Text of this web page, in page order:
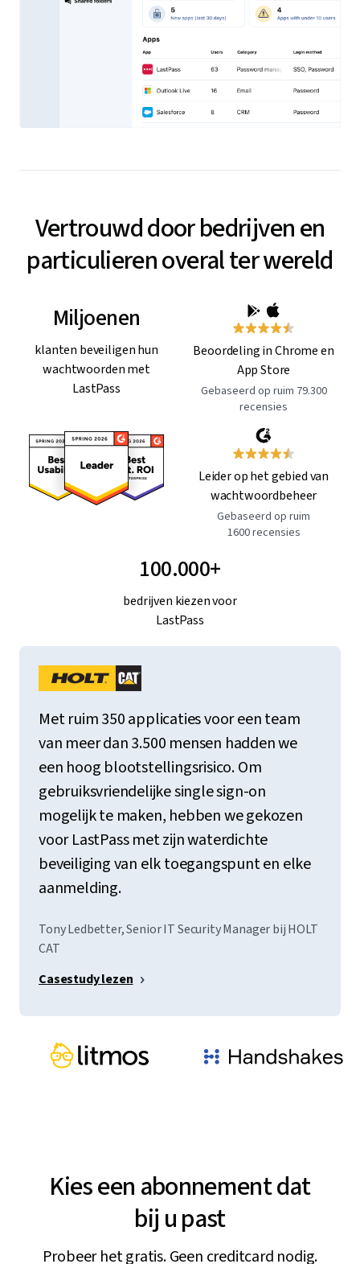
Vertrouwd door bedrijven en
particulieren overal ter wereld
Miljoenen
klanten beveiligen hun
wachtwoorden met
LastPass
Beoordeling in Chrome en
App Store
Gebaseerd op ruim 79.300
recensies
Leider op het gebied van
wachtwoordbeheer
Gebaseerd op ruim
1600 recensies
100.000+
bedrijven kiezen voor
LastPass
Met ruim 350 applicaties voor een team
van meer dan 3.500 mensen hadden we
een hoog blootstellingsrisico. Om
gebruiksvriendelijke single sign-on
mogelijk te maken, hebben we gekozen
voor LastPass met zijn waterdichte
beveiliging van elk toegangspunt en elke
aanmelding.
Tony Ledbetter, Senior IT Security Manager bij HOLT
CAT
Casestudy lezen
Kies een abonnement dat
bij u past
Probeer het gratis. Geen creditcard nodig.